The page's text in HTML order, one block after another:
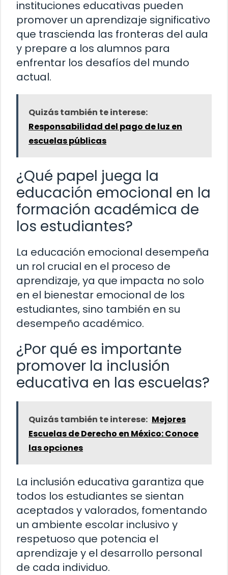
instituciones educativas pueden
promover un aprendizaje significativo
que trascienda las fronteras del aula
y prepare a los alumnos para
enfrentar los desafíos del mundo
actual.
Quizás también te interese:
Responsabilidad del pago de luz en
escuelas públicas
¿Qué papel juega la
educación emocional en la
formación académica de
los estudiantes?
La educación emocional desempeña
un rol crucial en el proceso de
aprendizaje, ya que impacta no solo
en el bienestar emocional de los
estudiantes, sino también en su
desempeño académico.
¿Por qué es importante
promover la inclusión
educativa en las escuelas?
Quizás también te interese: Mejores
Escuelas de Derecho en México: Conoce
las opciones
La inclusión educativa garantiza que
todos los estudiantes se sientan
aceptados y valorados, fomentando
un ambiente escolar inclusivo y
respetuoso que potencia el
aprendizaje y el desarrollo personal
de cada individuo.